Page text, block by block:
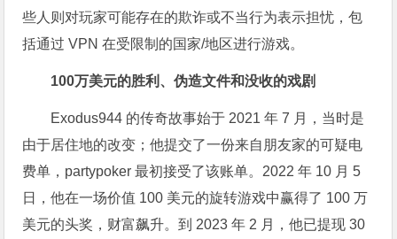
些人则对玩家可能存在的欺诈或不当行为表示担忧，包
括通过 VPN 在受限制的国家/地区进行游戏。
100万美元的胜利、伪造文件和没收的戏剧
Exodus944 的传奇故事始于 2021 年 7 月，当时是
由于居住地的改变；他提交了一份来自朋友家的可疑电
费单，partypoker 最初接受了该账单。2022 年 10 月 5
日，他在一场价值 100 美元的旋转游戏中赢得了 100 万
美元的头奖，财富飙升。到 2023 年 2 月，他已提现 30